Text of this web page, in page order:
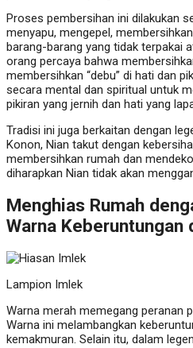
Proses pembersihan ini dilakukan
menyapu, mengepel,
barang-barang yang tidak terpakai
orang percaya bahwa
membersihkan “debu” di hati dan
secara mental dan spiritual untuk
pikiran yang jernih dan hati yang
Tradisi ini juga berkaitan dengan
Konon, Nian takut dengan
membersihkan rumah dan
diharapkan Nian tidak akan
Menghias Rumah
Warna Keberuntungan
Lampion Imlek
Warna merah memegang peranan
Warna ini melambangkan
kemakmuran. Selain itu, dalam